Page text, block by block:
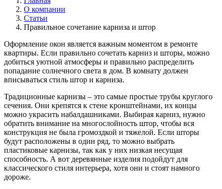
О компании
Статьи
Правильное сочетание карниза и штор
Оформление окон является важным моментом в ремонте
квартиры. Если правильно сочетать карниз и шторы, можно
добиться уютной атмосферы и правильно распределить
попадание солнечного света в дом. В комнату должен
вписываться стиль штор и карниза.
Традиционные карнизы – это самые простые трубы круглого
сечения. Они крепятся к стене кронштейнами, их концы
можно украсить набалдашниками. Выбирая карниз, нужно
обратить внимание на многослойность штор, чтобы вся
конструкция не была громоздкой и тяжелой. Если шторы
будут расположены в один ряд, то можно выбрать
пластиковые карнизы, так как у них низкая несущая
способность. А вот деревянные изделия подойдут для
классического стиля интерьера, хотя они и стоят намного
дороже.